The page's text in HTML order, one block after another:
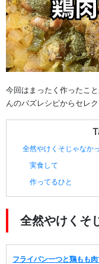
今回はまったく作ったこ
んのバズレシピからセレ
全然やけくそじゃなか
実食して
作ってるひと
全然やけくそ
フライパン一つと鶏もも